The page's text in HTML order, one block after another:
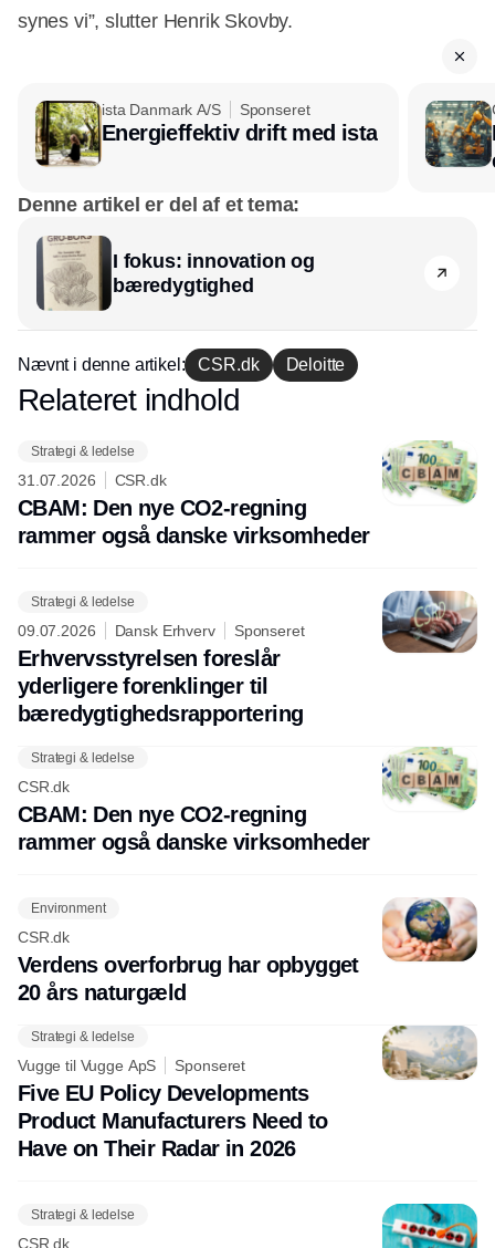
synes vi”, slutter Henrik Skovby.
ista Danmark A/S Sponseret
Energieffektiv drift med ista
Denne artikel er del af et tema:
I fokus: innovation og
bæredygtighed
Nævnt i denne artikel: CSR.dk Deloitte
Annonce
Relateret indhold
Strategi & ledelse
31.07.2026 CSR.dk
CBAM: Den nye CO2-regning
rammer også danske virksomheder
Strategi & ledelse
09.07.2026 Dansk Erhverv Sponseret
Erhvervsstyrelsen foreslår
yderligere forenklinger til
bæredygtighedsrapportering
Strategi & ledelse
CSR.dk
CBAM: Den nye CO2-regning
rammer også danske virksomheder
Environment
CSR.dk
Verdens overforbrug har opbygget
20 års naturgæld
Strategi & ledelse
Vugge til Vugge ApS Sponseret
Five EU Policy Developments
Product Manufacturers Need to
Have on Their Radar in 2026
Strategi & ledelse
CSR.dk